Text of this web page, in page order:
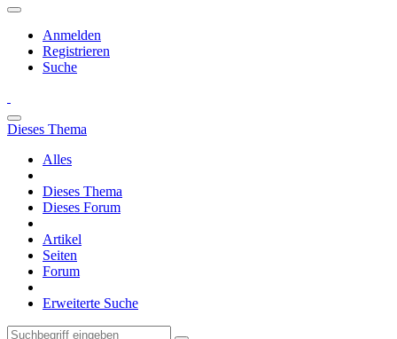
Anmelden
Registrieren
Suche
Dieses Thema
Alles
Dieses Thema
Dieses Forum
Artikel
Seiten
Forum
Erweiterte Suche